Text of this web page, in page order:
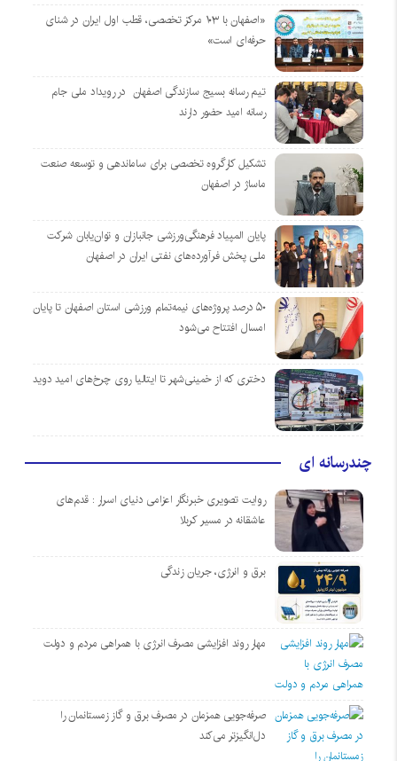
«اصفهان با ۱۰۳ مرکز تخصصی، قطب اول ایران در شنای
حرفه‌ای است»
تیم رسانه بسیج سازندگی اصفهان در رویداد ملی جام
رسانه امید حضور دارند
تشکیل کارگروه تخصصی برای ساماندهی و توسعه صنعت
ماساژ در اصفهان
پایان المپیاد فرهنگی‌ورزشی جانبازان و توان‌یابان شرکت
ملی پخش فرآورده‌های نفتی ایران در اصفهان
۵۰ درصد پروژه‌های نیمه‌تمام ورزشی استان اصفهان تا پایان
امسال افتتاح می‌شود
دختری که از خمینی‌شهر تا ایتالیا روی چرخ‌های امید دوید
چندرسانه ای
روایت تصویری خبرنگار اعزامی دنیای اسرار : قدم‌های
عاشقانه در مسیر کربلا
برق و انرژی، جریان زندگی
مهار روند افزایشی مصرف انرژی با همراهی مردم و دولت
صرفه‌جویی همزمان در مصرف برق و گاز زمستانمان را
دل‌انگیزتر می‌کند